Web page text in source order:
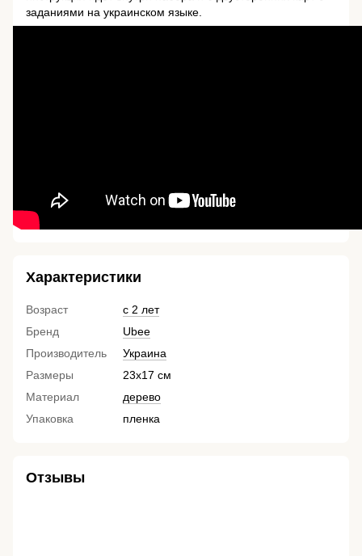
заданиями на украинском языке.
Характеристики
Возраст
с 2 лет
Бренд
Ubee
Производитель
Украина
Размеры
23х17 см
Материал
дерево
Упаковка
пленка
Отзывы